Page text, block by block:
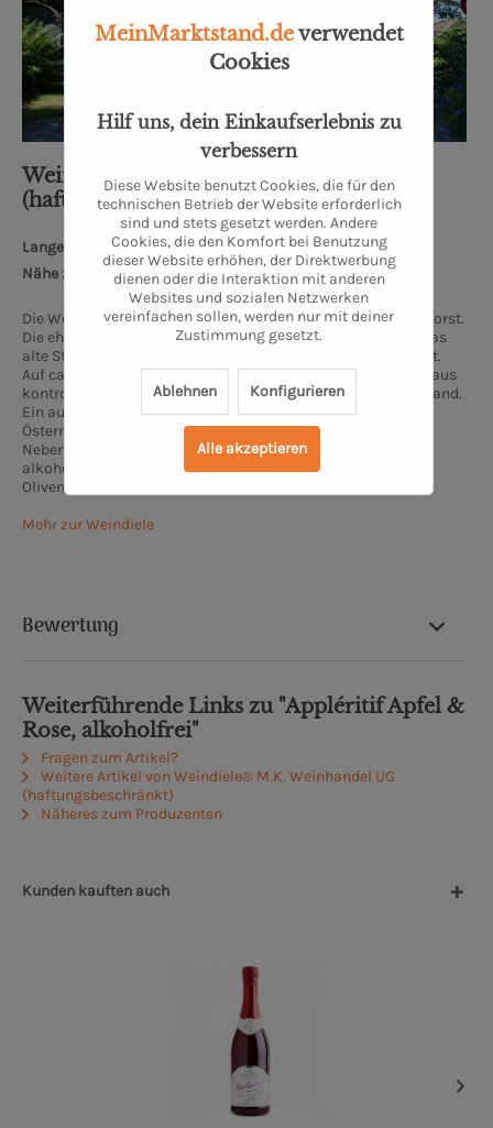
Weindiele® M.K. Weinhandel UG
(haftungsbeschränkt)
Lange Wischen 10, 26655 Westerstede
Nähe zum Oldenburger Schloss: 32 km
Die Weindiele® liegt am ruhigen Rand von Westerstede in Ihorst.
Die ehemalige Hofstelle wurde liebevoll Restauriert und in das
alte Stallgebäude wurde unserer kleiner Weinladen integriert.
Auf ca. 30 Quadratmetern finden sich ausschließlich Weine aus
kontrolliert biologischem Anbau, überwiegend aus Deutschland.
Ein ausgesuchter Teil aus Spanien, Frankreich, Italien und
Österreich rundet das Sortiment ab.
Neben den Weinen haben wir eine interessante Auswahl an
alkoholfreien Alternativen, Winzerbrände und ein feines
Olivenöl.
Mehr zur Weindiele
Bewertung
Weiterführende Links zu "Appléritif Apfel &
Rose, alkoholfrei"
Fragen zum Artikel?
Weitere Artikel von Weindiele® M.K. Weinhandel UG
(haftungsbeschränkt)
Näheres zum Produzenten
Kunden kauften auch
MeinMarktstand.deverwendet
Cookies
Hilf uns, dein Einkaufserlebnis zu
verbessern
Diese Website benutzt Cookies, die für den
technischen Betrieb der Website erforderlich
sind und stets gesetzt werden. Andere
Cookies, die den Komfort bei Benutzung
dieser Website erhöhen, der Direktwerbung
dienen oder die Interaktion mit anderen
Websites und sozialen Netzwerken
vereinfachen sollen, werden nur mit deiner
Zustimmung gesetzt.
Ablehnen Konfigurieren
Alle akzeptieren